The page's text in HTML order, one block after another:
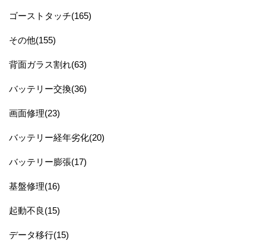
ゴーストタッチ(165)
その他(155)
背面ガラス割れ(63)
バッテリー交換(36)
画面修理(23)
バッテリー経年劣化(20)
バッテリー膨張(17)
基盤修理(16)
起動不良(15)
データ移行(15)